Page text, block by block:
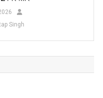
Singh